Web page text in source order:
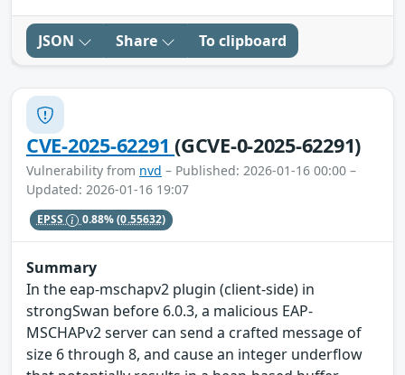
JSON Share To clipboard
CVE-2025-62291(GCVE-0-2025-62291)
Vulnerability from nvd – Published: 2026-01-16 00:00 –
Updated: 2026-01-16 19:07
EPSS 0.88%(0.55632)
Summary
In the eap-mschapv2 plugin (client-side) in
strongSwan before 6.0.3, a malicious EAP-
MSCHAPv2 server can send a crafted message of
size 6 through 8, and cause an integer underflow